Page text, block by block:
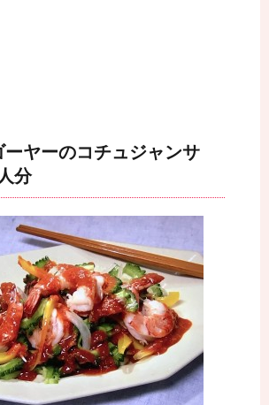
ーヤーのコチュジャンサ
分